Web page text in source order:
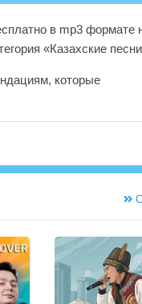
в mp3 формате
«Казахские
которые